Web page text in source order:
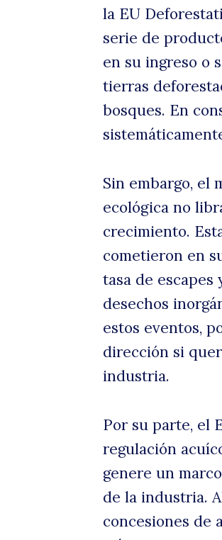
la EU
serie de
en su ingreso o
tierras
bosques. En
Sin embargo, el
ecológica no
crecimiento.
cometieron en
tasa de
desechos
estos eventos,
dirección si
industria.
Por su parte, el
regulación
genere un
de la industria.
concesiones de